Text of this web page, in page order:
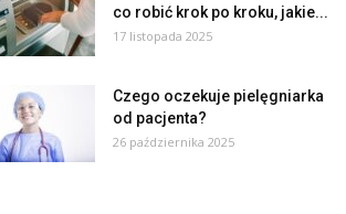
co robić krok po kroku, jakie...
17 listopada 2025
Czego oczekuje pielęgniarka
od pacjenta?
26 października 2025